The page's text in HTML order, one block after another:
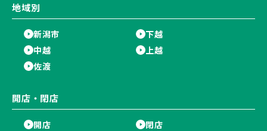
地域別
新潟市
下越
中越
上越
佐渡
開店・閉店
開店 閉店